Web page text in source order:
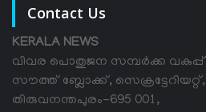
Contact Us
KERALA NEWS
വിവര പൊതുജന സമ്പര്‍ക്ക വകുപ്പ്
സൗത്ത് ബ്ലോക്ക്, സെക്രട്ടേറിയറ്റ്,
തിരുവനന്തപുരം-695 001,